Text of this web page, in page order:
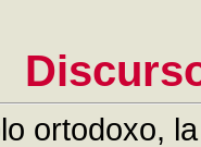
ortodoxo,